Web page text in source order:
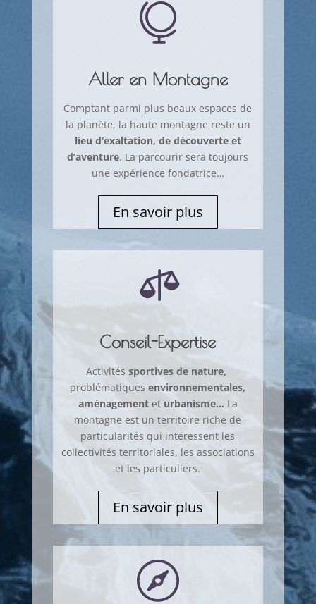

Aller en Montagne
Comptant parmi plus beaux espaces de
la planète, la haute montagne reste un
lieu d’exaltation, de découverte et
d’aventure. La parcourir sera toujours
une expérience fondatrice…
En savoir plus

Conseil-Expertise
Activités sportives de nature,
problématiques environnementales,
aménagement eturbanisme… La
montagne est un territoire riche de
particularités qui intéressent les
collectivités territoriales, les associations
et les particuliers.
En savoir plus
